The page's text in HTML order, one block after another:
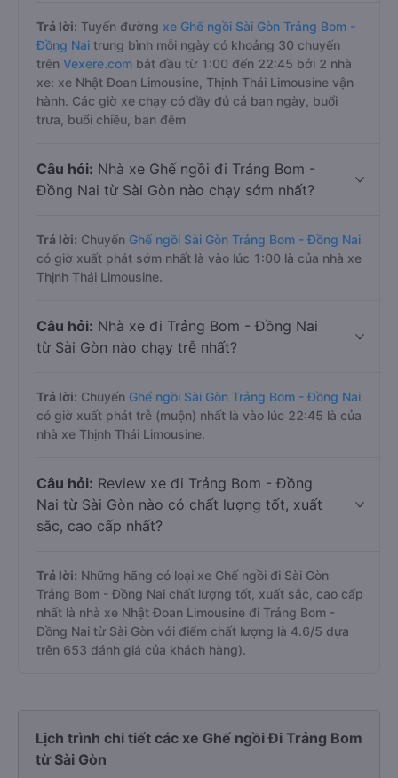
Trả lời: Tuyến đường xe Ghế ngồi Sài Gòn Trảng Bom -
Đồng Nai trung bình mỗi ngày có khoảng 30 chuyến
trên Vexere.com bắt đầu từ 1:00 đến 22:45 bởi 2 nhà
xe: xe Nhật Đoan Limousine, Thịnh Thái Limousine vận
hành. Các giờ xe chạy có đầy đủ cả ban ngày, buổi
trưa, buổi chiều, ban đêm
Câu hỏi: Nhà xe Ghế ngồi đi Trảng Bom -
Đồng Nai từ Sài Gòn nào chạy sớm nhất?
Trả lời: Chuyến Ghế ngồi Sài Gòn Trảng Bom - Đồng Nai
có giờ xuất phát sớm nhất là vào lúc 1:00 là của nhà xe
Thịnh Thái Limousine.
Câu hỏi: Nhà xe đi Trảng Bom - Đồng Nai
từ Sài Gòn nào chạy trễ nhất?
Trả lời: Chuyến Ghế ngồi Sài Gòn Trảng Bom - Đồng Nai
có giờ xuất phát trễ (muộn) nhất là vào lúc 22:45 là của
nhà xe Thịnh Thái Limousine.
Câu hỏi: Review xe đi Trảng Bom - Đồng
Nai từ Sài Gòn nào có chất lượng tốt, xuất
sắc, cao cấp nhất?
Trả lời: Những hãng có loại xe Ghế ngồi đi Sài Gòn
Trảng Bom - Đồng Nai chất lượng tốt, xuất sắc, cao cấp
nhất là nhà xe Nhật Đoan Limousine đi Trảng Bom -
Đồng Nai từ Sài Gòn với điểm chất lượng là 4.6/5 dựa
trên 653 đánh giá của khách hàng).
Lịch trình chi tiết các xe Ghế ngồi Đi Trảng Bom
từ Sài Gòn